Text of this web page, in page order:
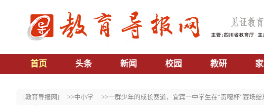
首页 头条 新闻 校园 教研
[教育导报网] >>中小学 >>一群少年的成长赛道，宜宾一中学生在“贡嘎杯”赛场绽